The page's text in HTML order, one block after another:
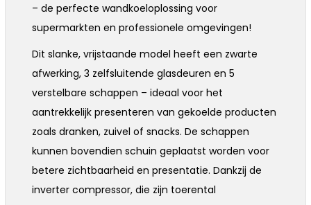
– de perfecte wandkoeloplossing voor
supermarkten en professionele omgevingen!
Dit slanke, vrijstaande model heeft een zwarte
afwerking, 3 zelfsluitende glasdeuren en 5
verstelbare schappen – ideaal voor het
aantrekkelijk presenteren van gekoelde producten
zoals dranken, zuivel of snacks. De schappen
kunnen bovendien schuin geplaatst worden voor
betere zichtbaarheid en presentatie. Dankzij de
inverter compressor, die zijn toerental